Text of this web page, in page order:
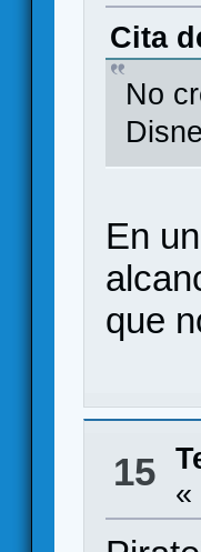
Cita
No
En
que
15
«